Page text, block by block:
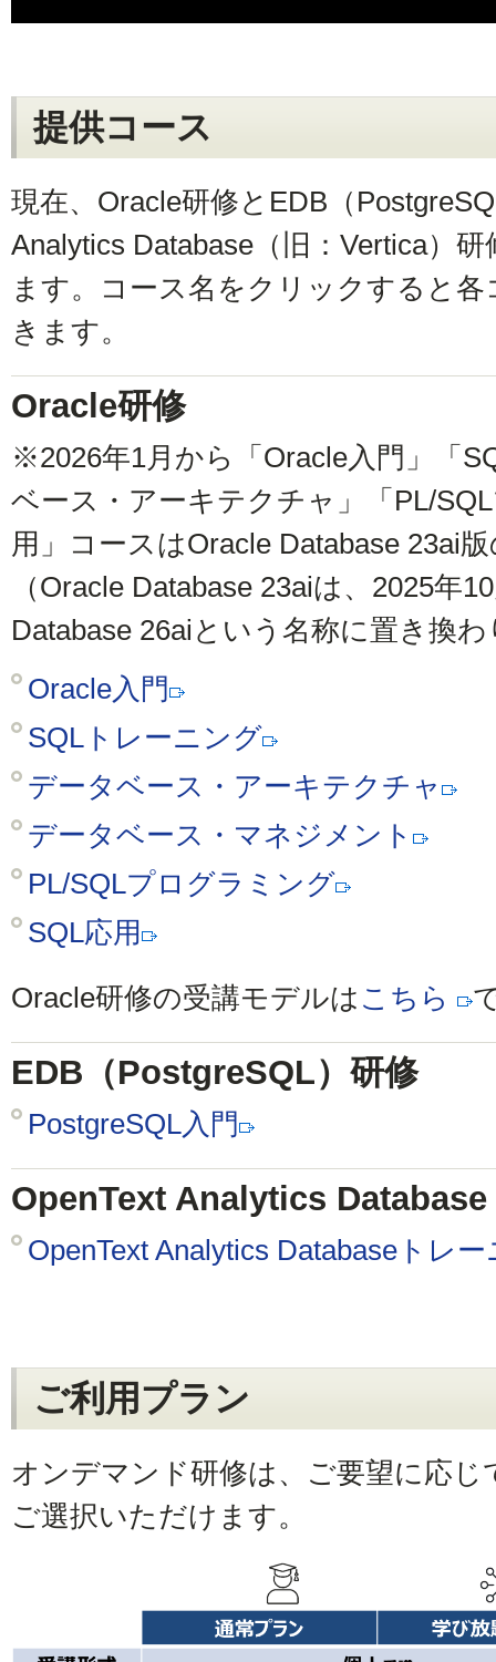
提供コース
現在、Oracle研修とEDB（
Analytics Database（旧：Vertica）
ます。コース名をクリックすると
きます。
Oracle研修
※2026年1月から「Oracle入門」「
ベース・アーキテクチャ」「PL/
用」コースはOracle Database 23ai
（Oracle Database 23aiは、2025年
Database 26aiという名称に置き換
Oracle入門
SQLトレーニング
データベース・アーキテクチャ
データベース・マネジメント
PL/SQLプログラミング
SQL応用
Oracle研修の受講モデルは こちら
EDB（PostgreSQL）研修
PostgreSQL入門
OpenText Analytics
OpenText Analytics Databaseトレ
ご利用プラン
オンデマンド研修は、ご要望に応
ご選択いただけます。